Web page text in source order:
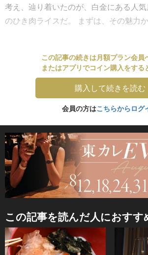
考え、辿り着いたのが、白金にある人気
のひき肉ライスだ。 まずは、その魅力
この記事の続きは月額プラン会員
またはアプリでコイン購入をする
購入して続きを読む
会員の方はこちらからログ
この記事を読んだ人におすす